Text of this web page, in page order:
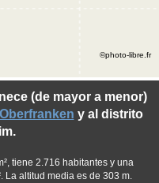
(de mayor a menor)
Oberfranken y al distrito
tiene 2.716 habitantes y una
La altitud media es de 303 m.
©photo-libre.fr